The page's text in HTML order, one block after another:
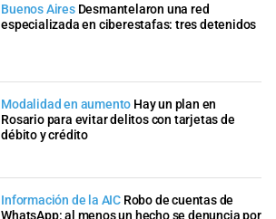
Buenos Aires Desmantelaron una red
especializada en ciberestafas: tres detenidos
Modalidad en aumento Hay un plan en
Rosario para evitar delitos con tarjetas de
débito y crédito
Información de la AIC Robo de cuentas de
WhatsApp: al menos un hecho se denuncia por